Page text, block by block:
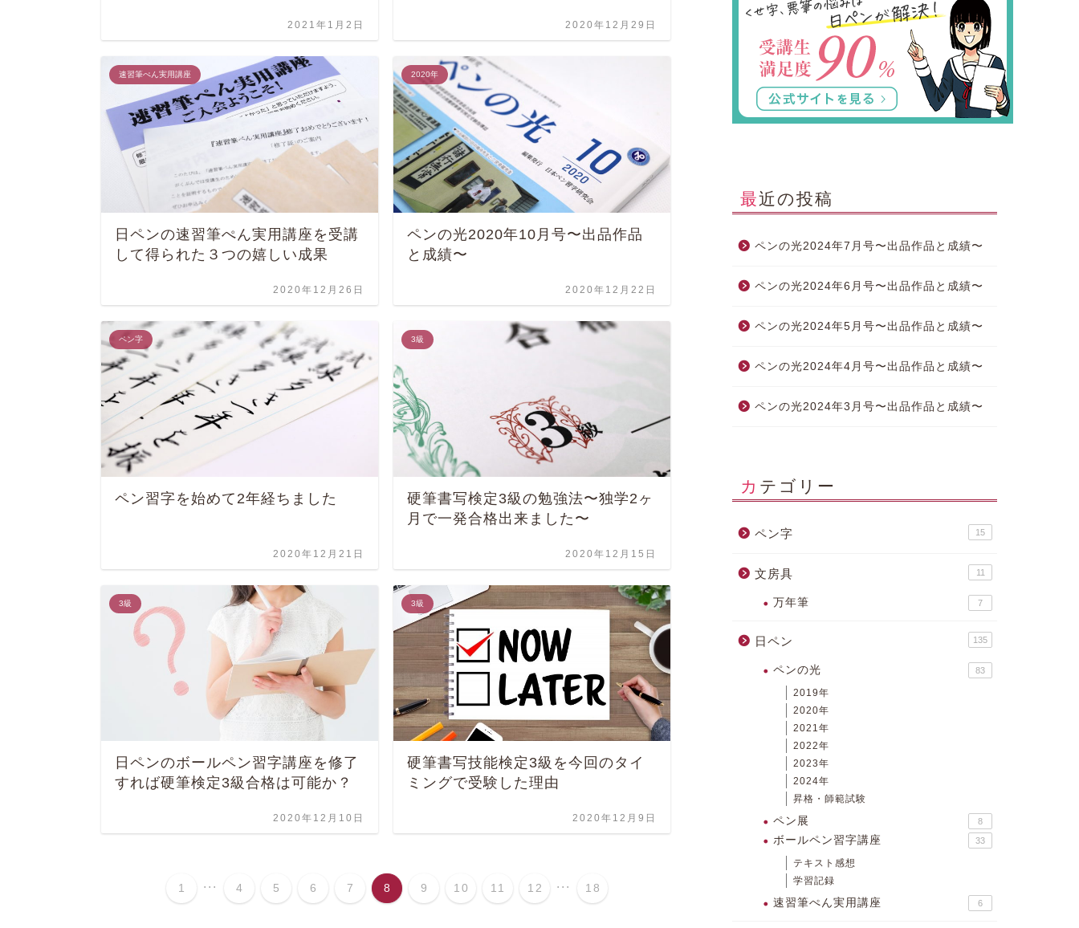
2021年1月2日 2020年12月29日
速習筆ぺん実用講座
日ペンの速習筆ぺん実用講座を受講
して得られた３つの嬉しい成果
2020年12月26日
2020年
ペンの光2020年10月号〜出品作品
と成績〜
2020年12月22日
ペン字
ペン習字を始めて2年経ちました
2020年12月21日
3級
硬筆書写検定3級の勉強法〜独学2ヶ
月で一発合格出来ました〜
2020年12月15日
3級
日ペンのボールペン習字講座を修了
すれば硬筆検定3級合格は可能か？
2020年12月10日
3級
硬筆書写技能検定3級を今回のタイ
ミングで受験した理由
2020年12月9日
1 ... 4 5 6 7 8 9 10 11 12 ... 18
2020年6月14日
ボールペン習字講座
担当講師が合わない場合の対処法
2020年2月18日
【日ペン】ボールペン習字講座を半
日ペンのテキストを中古で買う前に
確認しておきたい3つのこと
最近の投稿
ペンの光2024年7月号〜出品作品と成績〜
ペンの光2024年6月号〜出品作品と成績〜
ペンの光2024年5月号〜出品作品と成績〜
ペンの光2024年4月号〜出品作品と成績〜
ペンの光2024年3月号〜出品作品と成績〜
カテゴリー
ペン字 15
文房具 11
万年筆 7
日ペン 135
ペンの光 83
2019年
2020年
2021年
2022年
2023年
2024年
昇格・師範試験
ペン展 8
ボールペン習字講座 33
テキスト感想
学習記録
速習筆ぺん実用講座 6